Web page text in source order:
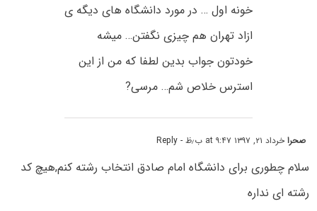
خونه اول … در مورد دانشگاه های دیگه ی
ازاد تهران هم چیزی نگفتن… میشه
خودتون جواب بدین لطفا که من از این
استرس خلاص شم… مرسی?
صحراخرداد ۲۱, ۱۳۹۷ at ۹:۴۷ ب٫ظ - Reply
سلام چطوری برای دانشگاه امام صادق انتخاب رشته کنم,هیچ کد
رشته ای نداره